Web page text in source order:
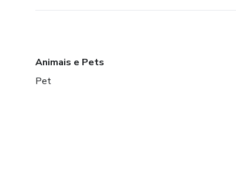
Animais e Pets
Pet